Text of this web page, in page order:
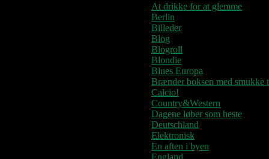
At drikke for at glemme
Berlin
Billeder
Blog
Blogroll
Blondie
Blues Europa
Brænder boksen med smukke
Calcio!
Country&Western
Dagene løber som heste
Deutschland
Elektronisk
En aften i byen
England